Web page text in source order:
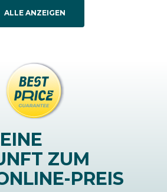
ALLE ANZEIGEN
ZUM
PREIS